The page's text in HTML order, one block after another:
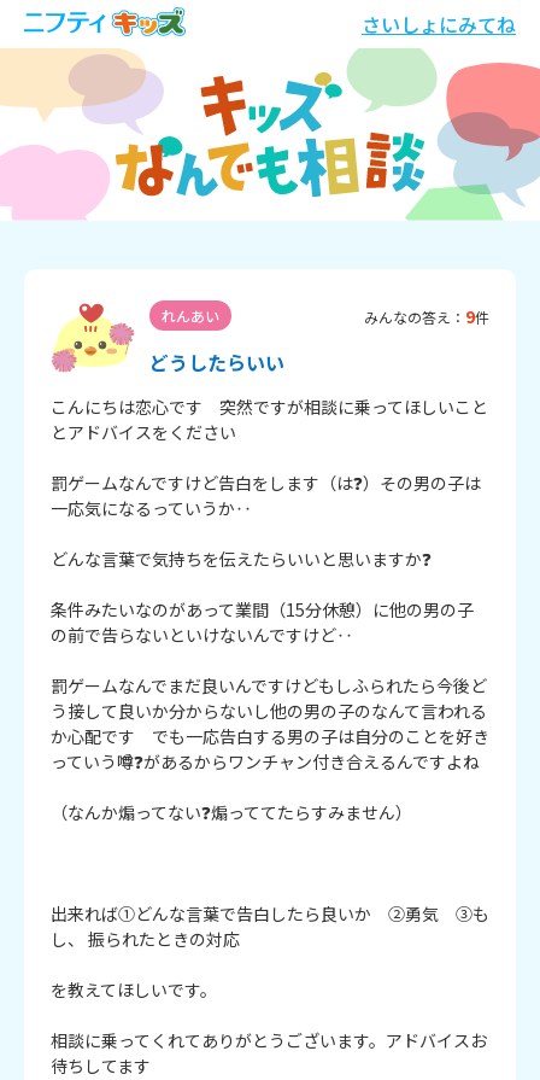
さいしょにみてね
れんあい みんなの答え： 9件
どうしたらいい
こんにちは恋心です　突然ですが相談に乗ってほしいこと
とアドバイスをください
罰ゲームなんですけど告白をします（は❓）その男の子は
一応気になるっていうか‥
どんな言葉で気持ちを伝えたらいいと思いますか❓
条件みたいなのがあって業間（15分休憩）に他の男の子
の前で告らないといけないんですけど‥
罰ゲームなんでまだ良いんですけどもしふられたら今後ど
う接して良いか分からないし他の男の子のなんて言われる
か心配です　でも一応告白する男の子は自分のことを好き
っていう噂❓があるからワンチャン付き合えるんですよね
（なんか煽ってない❓煽っててたらすみません）
出来れば①どんな言葉で告白したら良いか　②勇気　③も
し、 振られたときの対応
を教えてほしいです。
相談に乗ってくれてありがとうございます。アドバイスお
待ちしてます